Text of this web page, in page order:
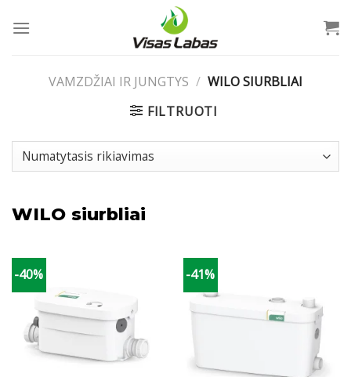
VAMZDŽIAI IR JUNGTYS / WILO SIURBLIAI
FILTRUOTI
WILO siurbliai
-40% -41%